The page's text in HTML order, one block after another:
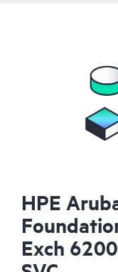
HPE
Exch